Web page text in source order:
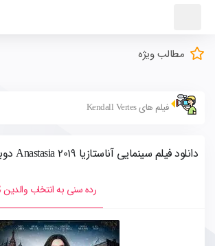
مطالب ویژه
فیلم های Kendall Vertes
دانلود فیلم سینمایی آناستازیا Anastasia 2019 دوبله فارسی
رده سنی به انتخاب والدین PG